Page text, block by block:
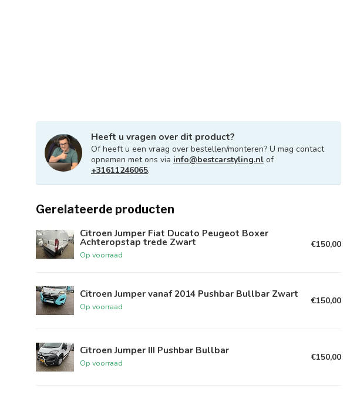
Heeft u vragen over dit product?
Of heeft u een vraag over bestellen/monteren? U mag contact
opnemen met ons via info@bestcarstyling.nl of
+31611246065.
Gerelateerde producten
Citroen Jumper Fiat Ducato Peugeot Boxer
Achteropstap trede Zwart
Op voorraad
€150,00
Citroen Jumper vanaf 2014 Pushbar Bullbar Zwart
Op voorraad
€150,00
Citroen Jumper III Pushbar Bullbar
Op voorraad
€150,00